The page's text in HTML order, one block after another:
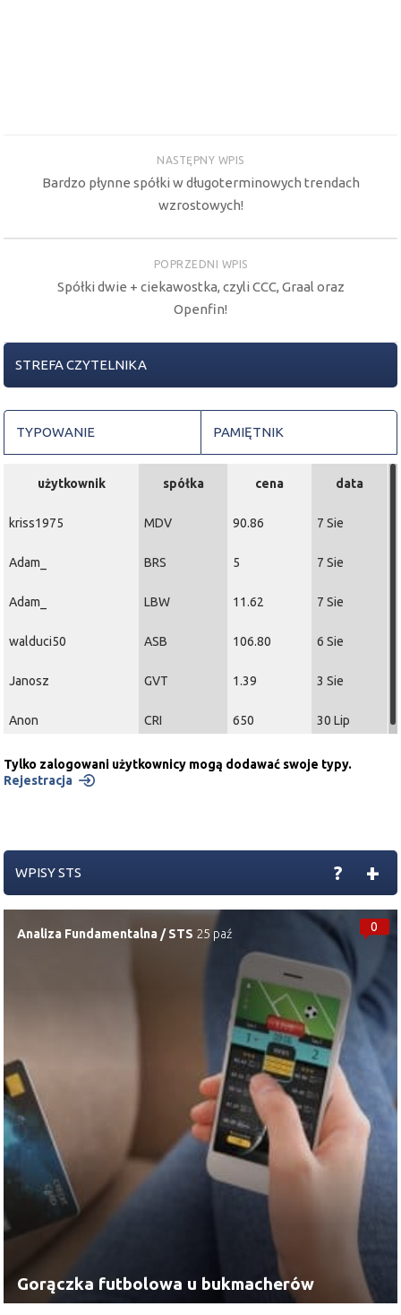
NASTĘPNY WPIS
Bardzo płynne spółki w długoterminowych trendach
wzrostowych!
POPRZEDNI WPIS
Spółki dwie + ciekawostka, czyli CCC, Graal oraz
Openfin!
STREFA CZYTELNIKA
TYPOWANIE PAMIĘTNIK
użytkownik spółka cena data
kriss1975 MDV 90.86 7 Sie
Adam_ BRS 5 7 Sie
Adam_ LBW 11.62 7 Sie
walduci50 ASB 106.80 6 Sie
Janosz GVT 1.39 3 Sie
Anon CRI 650 30 Lip
Tylko zalogowani użytkownicy mogą dodawać swoje typy.
Rejestracja
WPISY STS +
?
0
Analiza Fundamentalna /STS 25 paź
Gorączka futbolowa u bukmacherów